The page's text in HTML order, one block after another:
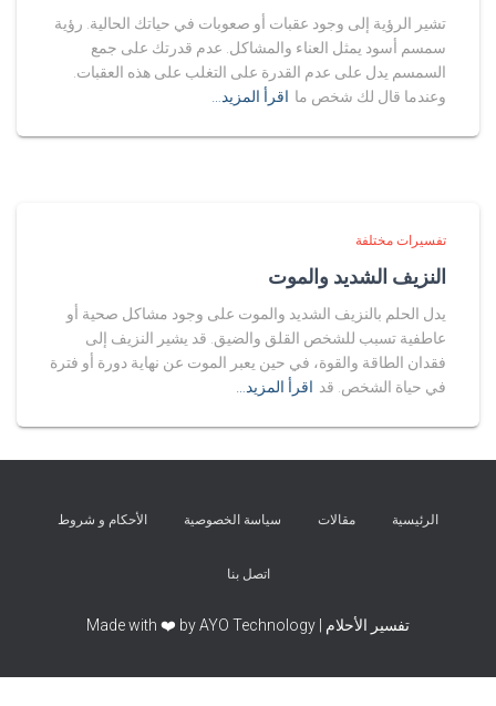
تشير الرؤية إلى وجود عقبات أو صعوبات في حياتك الحالية. رؤية
سمسم أسود يمثل العناء والمشاكل. عدم قدرتك على جمع
السمسم يدل على عدم القدرة على التغلب على هذه العقبات.
وعندما قال لك شخص ما اقرأ المزيد…
تفسيرات مختلفة
النزيف الشديد والموت
يدل الحلم بالنزيف الشديد والموت على وجود مشاكل صحية أو
عاطفية تسبب للشخص القلق والضيق. قد يشير النزيف إلى
فقدان الطاقة والقوة، في حين يعبر الموت عن نهاية دورة أو فترة
في حياة الشخص. قد اقرأ المزيد…
الرئيسية مقالات سياسة الخصوصية الأحكام و شروط
اتصل بنا
تفسير الأحلام | Made with ❤️ by AYO Technology